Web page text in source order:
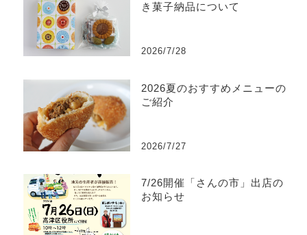
き菓子納品について
2026/7/28
2026夏のおすすめメニューの
ご紹介
2026/7/27
7/26開催「さんの市」出店の
お知らせ